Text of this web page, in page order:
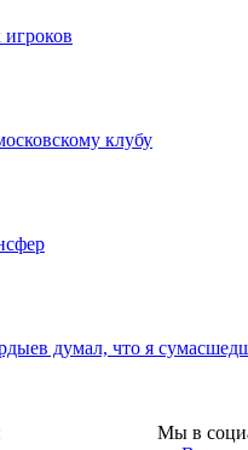
клубу
думал, что я
Мы в